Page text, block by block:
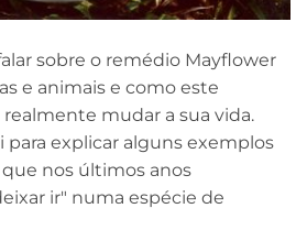
sobre o remédio Mayflower
e animais e como este
mudar a sua vida.
para explicar alguns exemplos
que nos últimos anos
ir" numa espécie de